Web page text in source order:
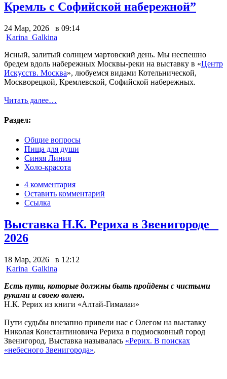
Кремль с Софийской набережной”
24 Мар, 2026 в 09:14
Karina_Galkina
Ясный, залитый солнцем мартовский день. Мы неспешно
бредем вдоль набережных Москвы-реки на выставку в «Центр
Искусств. Москва», любуемся видами Котельнической,
Москворецкой, Кремлевской, Софийской набережных.
Читать далее…
Раздел:
Общие вопросы
Пища для души
Синяя Линия
Холо-красота
4 комментария
Оставить комментарий
Ссылка
Выставка Н.К. Рериха в Звенигороде _
2026
18 Мар, 2026 в 12:12
Karina_Galkina
Есть пути, которые должны быть пройдены с чистыми
руками и своею волею.
Н.К. Рерих из книги «Алтай-Гималаи»
Пути судьбы внезапно привели нас с Олегом на выставку
Николая Константиновича Рериха в подмосковный город
Звенигород. Выставка называлась «Рерих. В поисках
«небесного Звенигорода».